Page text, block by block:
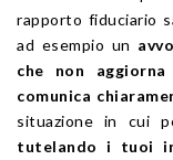
rapporto fiduciario
ad esempio un
che non
comunica
situazione in cui
tutelando i tuoi